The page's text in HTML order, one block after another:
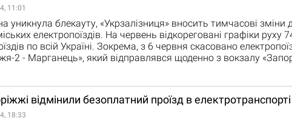
11:01
уникнула блекауту, «Укрзалізниця» вносить тимчасові зміни
електропоїздів. На червень відкореговані графіки руху
по всій Україні. Зокрема, з 6 червня скасовано
2 - Марганець», який відправлявся щоденно з вокзалу
відмінили безоплатний проїзд в електротранспорті
18:33